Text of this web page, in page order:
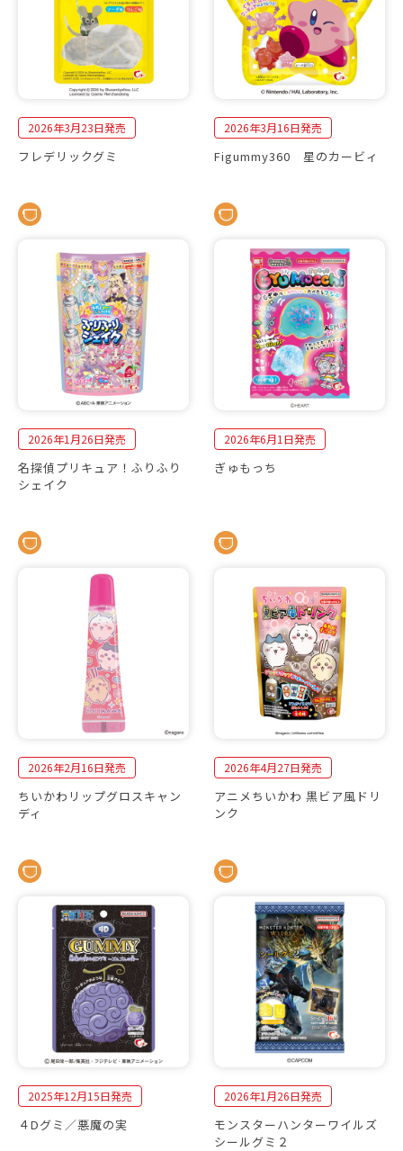
2026年3月23日発売
フレデリックグミ
2026年3月16日発売
Figummy360 星のカービィ
2026年1月26日発売
名探偵プリキュア！ふりふり
シェイク
2026年6月1日発売
ぎゅもっち
2026年2月16日発売
ちいかわリップグロスキャン
ディ
2026年4月27日発売
アニメちいかわ 黒ビア風ドリ
ンク
2025年12月15日発売
４Dグミ／悪魔の実
2026年1月26日発売
モンスターハンターワイルズ
シールグミ２